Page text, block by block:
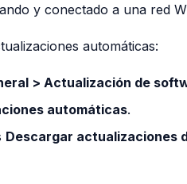
y conectado a una red
automáticas:
> Actualización de
automáticas.
Descargar actualizaciones